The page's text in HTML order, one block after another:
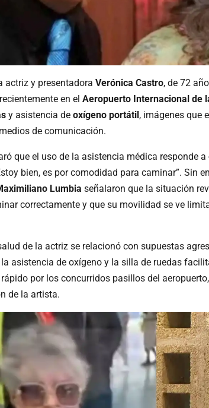
actriz y presentadora Verónica Castro, de 72
en el Aeropuerto Internacional de
y asistencia de oxígeno portátil , imágenes que
de comunicación.
que el uso de la asistencia médica responde a
bien, es por comodidad para caminar”. Sin
Lumbia señalaron que la situación
correctamente y que su movilidad se ve
de la actriz se relacionó con supuestas
asistencia de oxígeno y la silla de ruedas
por los concurridos pasillos del
de la artista.